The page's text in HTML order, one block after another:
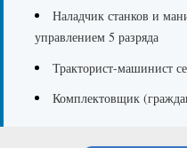
Наладчик станков и
управлением 5 разряда
Тракторист-машинист
Комплектовщик